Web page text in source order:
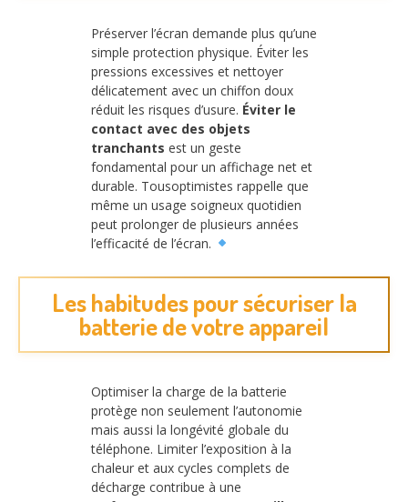
Préserver l’écran demande plus qu’une
simple protection physique. Éviter les
pressions excessives et nettoyer
délicatement avec un chiffon doux
réduit les risques d’usure. Éviter le
contact avec des objets
tranchants est un geste
fondamental pour un affichage net et
durable. Tousoptimistes rappelle que
même un usage soigneux quotidien
peut prolonger de plusieurs années
l’efficacité de l’écran.
Les habitudes pour sécuriser la
batterie de votre appareil
Optimiser la charge de la batterie
protège non seulement l’autonomie
mais aussi la longévité globale du
téléphone. Limiter l’exposition à la
chaleur et aux cycles complets de
décharge contribue à une